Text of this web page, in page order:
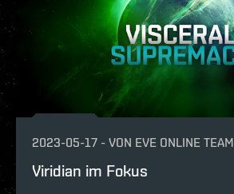
2023-05-17 - VON EVE ONLINE TEAM
Viridian im Fokus